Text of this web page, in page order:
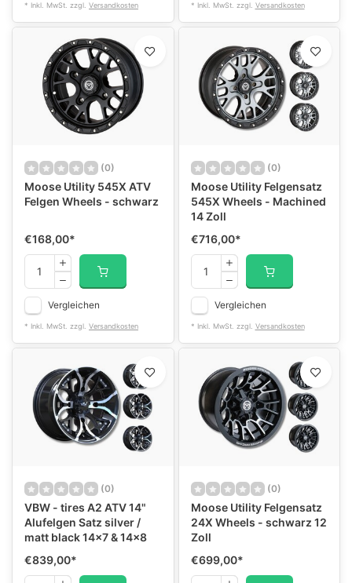
* Inkl. MwSt. zzgl. Versandkosten * Inkl. MwSt. zzgl. Versandkosten
(0)
Moose Utility 545X ATV
Felgen Wheels - schwarz
€168,00*
Vergleichen
* Inkl. MwSt. zzgl. Versandkosten
(0)
Moose Utility Felgensatz
545X Wheels - Machined
14 Zoll
€716,00*
Vergleichen
* Inkl. MwSt. zzgl. Versandkosten
(0)
VBW - tires A2 ATV 14"
Alufelgen Satz silver /
matt black 14x7 & 14x8
€839,00*
(0)
Moose Utility Felgensatz
24X Wheels - schwarz 12
Zoll
€699,00*